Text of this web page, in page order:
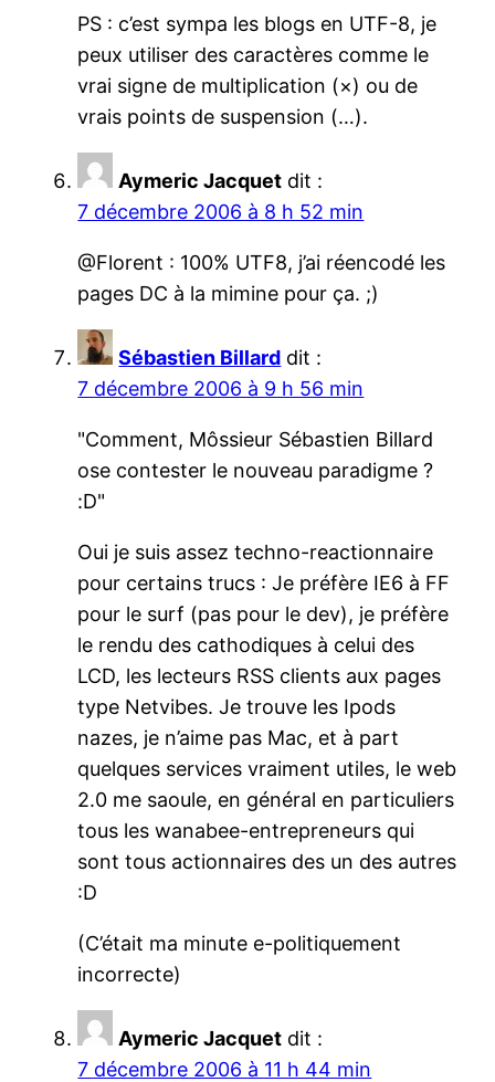
PS : c’est sympa les blogs en UTF-8, je
peux utiliser des caractères comme le
vrai signe de multiplication (×) ou de
vrais points de suspension (…).
Aymeric Jacquet dit :
7 décembre 2006 à 8 h 52 min
@Florent : 100% UTF8, j’ai réencodé les
pages DC à la mimine pour ça. ;)
Sébastien Billard dit :
7 décembre 2006 à 9 h 56 min
"Comment, Môssieur Sébastien Billard
ose contester le nouveau paradigme ?
:D"
Oui je suis assez techno-reactionnaire
pour certains trucs : Je préfère IE6 à FF
pour le surf (pas pour le dev), je préfère
le rendu des cathodiques à celui des
LCD, les lecteurs RSS clients aux pages
type Netvibes. Je trouve les Ipods
nazes, je n’aime pas Mac, et à part
quelques services vraiment utiles, le web
2.0 me saoule, en général en particuliers
tous les wanabee-entrepreneurs qui
sont tous actionnaires des un des autres
:D
(C’était ma minute e-politiquement
incorrecte)
Aymeric Jacquet dit :
7 décembre 2006 à 11 h 44 min